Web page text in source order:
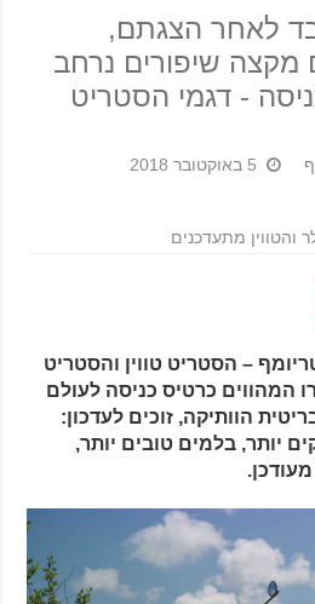
לאחר הצגתם,
מקצה שיפורים נרחב
- דגמי הסטריט
5 באוקטובר 2018
והטווין מתעדכנים
– הסטריט טווין והסטריט
המהווים כרטיס כניסה לעולם
הוותיקה, זוכים לעדכון:
יותר, בלמים טובים יותר,